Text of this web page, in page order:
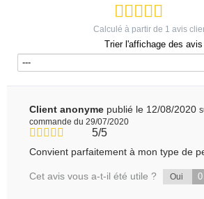
Calculé à partir de 1 avis
Trier l'affichage des avis
---
Client anonyme publié le 12/08/2020
commande du 29/07/2020
5/5
Convient parfaitement à mon type de
Cet avis vous a-t-il été utile ? Oui 0